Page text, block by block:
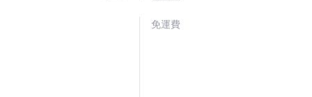
免運費